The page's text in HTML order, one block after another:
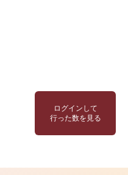
ログインして
行った数を見る